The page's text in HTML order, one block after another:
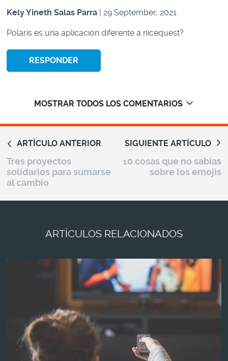
Kely Yineth Salas Parra | 29 September, 2021
Polaris es una aplicación diferente a nicequest?
RESPONDER
MOSTRAR TODOS LOS COMENTARIOS
ARTÍCULO ANTERIOR
Tres proyectos
solidarios para sumarse
al cambio
SIGUIENTE ARTÍCULO
10 cosas que no sabías
sobre los emojis
ARTÍCULOS RELACIONADOS